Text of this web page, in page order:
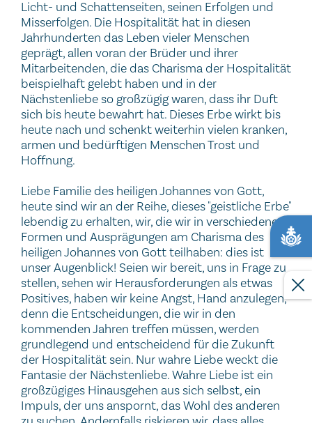
Licht- und Schattenseiten, seinen Erfolgen und
Misserfolgen. Die Hospitalität hat in diesen
Jahrhunderten das Leben vieler Menschen
geprägt, allen voran der Brüder und ihrer
Mitarbeitenden, die das Charisma der Hospitalität
beispielhaft gelebt haben und in der
Nächstenliebe so großzügig waren, dass ihr Duft
sich bis heute bewahrt hat. Dieses Erbe wirkt bis
heute nach und schenkt weiterhin vielen kranken,
armen und bedürftigen Menschen Trost und
Hoffnung.
Liebe Familie des heiligen Johannes von Gott,
heute sind wir an der Reihe, dieses "geistliche Erbe"
lebendig zu erhalten, wir, die wir in verschiedenen
Formen und Ausprägungen am Charisma des
heiligen Johannes von Gott teilhaben: dies ist
unser Augenblick! Seien wir bereit, uns in Frage zu
stellen, sehen wir Herausforderungen als etwas
Positives, haben wir keine Angst, Hand anzulegen,
denn die Entscheidungen, die wir in den
kommenden Jahren treffen müssen, werden
grundlegend und entscheidend für die Zukunft
der Hospitalität sein. Nur wahre Liebe weckt die
Fantasie der Nächstenliebe. Wahre Liebe ist ein
großzügiges Hinausgehen aus sich selbst, ein
Impuls, der uns anspornt, das Wohl des anderen